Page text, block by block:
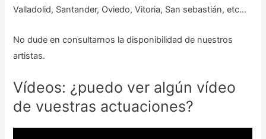
Valladolid, Santander, Oviedo, Vitoria, San sebastián, etc…
No dude en consultarnos la disponibilidad de nuestros
artistas.
Vídeos: ¿puedo ver algún vídeo
de vuestras actuaciones?